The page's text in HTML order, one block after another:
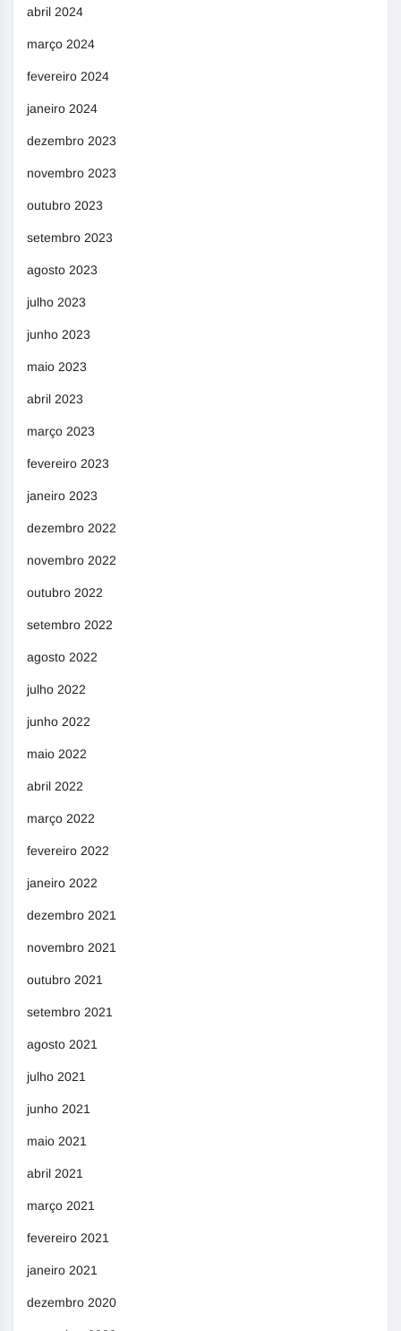
abril 2024
março 2024
fevereiro 2024
janeiro 2024
dezembro 2023
novembro 2023
outubro 2023
setembro 2023
agosto 2023
julho 2023
junho 2023
maio 2023
abril 2023
março 2023
fevereiro 2023
janeiro 2023
dezembro 2022
novembro 2022
outubro 2022
setembro 2022
agosto 2022
julho 2022
junho 2022
maio 2022
abril 2022
março 2022
fevereiro 2022
janeiro 2022
dezembro 2021
novembro 2021
outubro 2021
setembro 2021
agosto 2021
julho 2021
junho 2021
maio 2021
abril 2021
março 2021
fevereiro 2021
janeiro 2021
dezembro 2020